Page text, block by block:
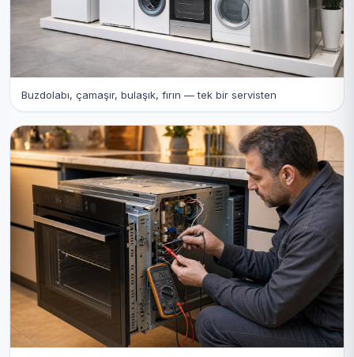
Buzdolabı, çamaşır, bulaşık, fırın — tek bir servisten